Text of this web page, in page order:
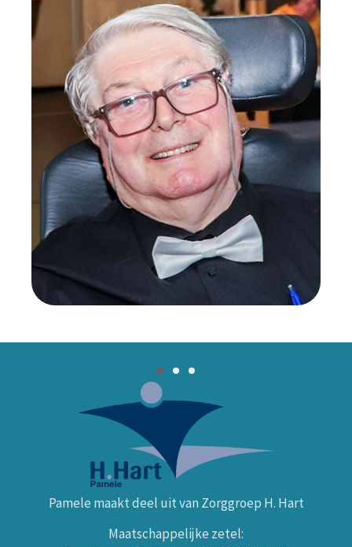
Pamele maakt deel uit van Zorggroep H. Hart
Maatschappelijke zetel: